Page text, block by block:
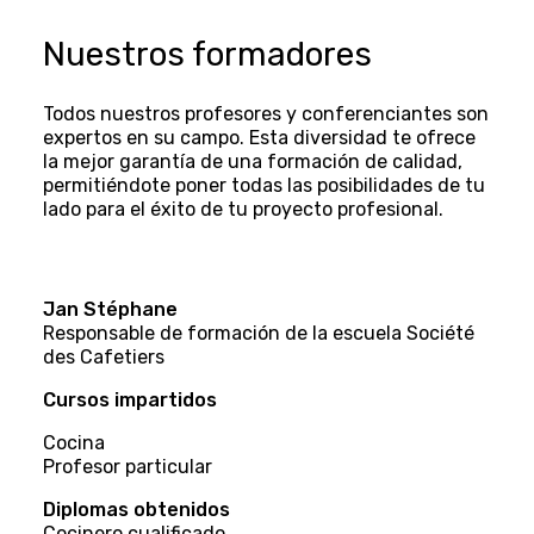
Fecha de inicio del curso: 12 de
Fecha límite: 18 de abril de 2024
Haga su solicitud
N° de référence du cours : 1341
Date de début de cours : 22 janvier
Fecha límite: 20 de abril de 2024
ordenador y están escritos
únicamente en francés.
Las inscripciones para los exámenes
pueden realizarse en las siguientes
ventanillas:
1205 Genève
Accueil 8h30 - 18h30 sauf en août
18h, vendredi 17h00
Arrêt TPG : arrêt Augustins
19-20 de abril y 26-27 de abril de
2024
Nuestros formadores
Todos nuestros profesores y conferenciantes son
expertos en su campo. Esta diversidad te ofrece
la mejor garantía de una formación de calidad,
permitiéndote poner todas las posibilidades de tu
lado para el éxito de tu proyecto profesional.
Jan Stéphane
Responsable de formación de la escuela Société
des Cafetiers
Cursos impartidos
Cocina
Profesor particular
Diplomas obtenidos